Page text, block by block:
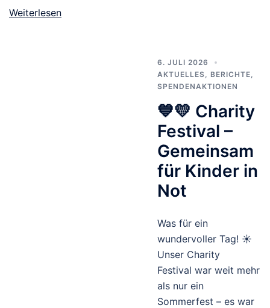
Weiterlesen
6. JULI 2026
AKTUELLES
BERICHTE
SPENDENAKTIONEN
💙💛 Charity
Festival –
Gemeinsam
für Kinder in
Not
Was für ein
wundervoller Tag! ☀️
Unser Charity
Festival war weit mehr
als nur ein
Sommerfest – es war